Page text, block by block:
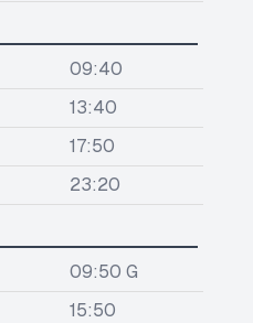
09:40
13:40
17:50
23:20
09:50 G
15:50